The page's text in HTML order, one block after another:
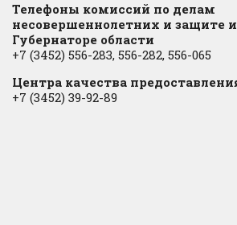
Телефоны комиссий по делам
несовершеннолетних и защите
Губернаторе области
+7 (3452) 556-283, 556-282, 556-065
Центра качества
+7 (3452) 39-92-89